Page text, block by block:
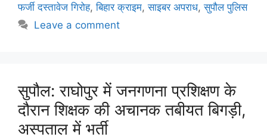
फर्जी दस्तावेज गिरोह,बिहार क्राइम,साइबर अपराध,सुपौल पुलिस
Leave a comment
सुपौल: राघोपुर में जनगणना प्रशिक्षण के
दौरान शिक्षक की अचानक तबीयत बिगड़ी,
अस्पताल में भर्ती